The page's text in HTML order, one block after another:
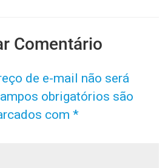
Comentário
de e-mail não será
obrigatórios são
com *